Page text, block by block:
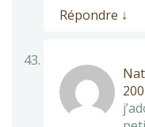
Répondre ↓